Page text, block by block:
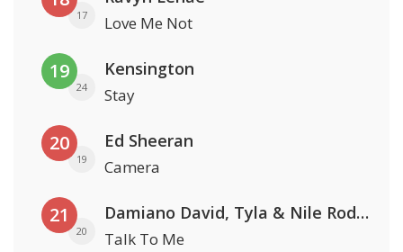
17 Love Me Not
19
24
Kensington
Stay
20
19
Ed Sheeran
Camera
21
20
Damiano David, Tyla & Nile Rodgers
Talk To Me